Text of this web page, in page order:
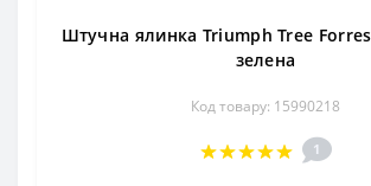
Штучна ялинка Triumph Tree
зелена
Код товару: 15990218
1